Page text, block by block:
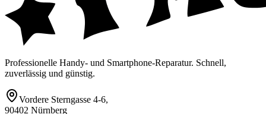
Professionelle Handy- und Smartphone-Reparatur. Schnell,
zuverlässig und günstig.
Vordere Sterngasse 4-6,
90402 Nürnberg